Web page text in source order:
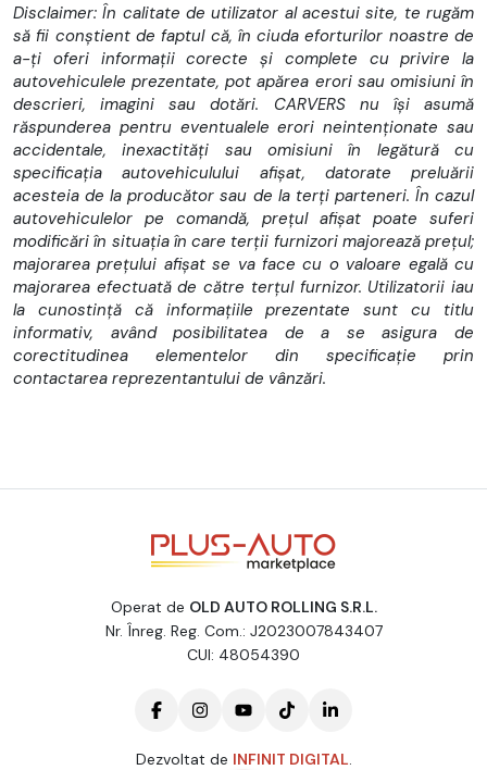
Disclaimer: În calitate de utilizator al acestui site, te rugăm
să fii conștient de faptul că, în ciuda eforturilor noastre de
a-ți oferi informații corecte și complete cu privire la
autovehiculele prezentate, pot apărea erori sau omisiuni în
descrieri, imagini sau dotări. CARVERS nu își asumă
răspunderea pentru eventualele erori neintenționate sau
accidentale, inexactități sau omisiuni în legătură cu
specificația autovehiculului afișat, datorate preluării
acesteia de la producător sau de la terți parteneri. În cazul
autovehiculelor pe comandă, prețul afișat poate suferi
modificări în situația în care terții furnizori majorează prețul;
majorarea prețului afișat se va face cu o valoare egală cu
majorarea efectuată de către terțul furnizor. Utilizatorii iau
la cunostință că informațiile prezentate sunt cu titlu
informativ, având posibilitatea de a se asigura de
corectitudinea elementelor din specificație prin
contactarea reprezentantului de vânzări.
Operat de OLD AUTO ROLLING S.R.L.
Nr. Înreg. Reg. Com.: J2023007843407
CUI: 48054390
Dezvoltat de INFINIT DIGITAL.